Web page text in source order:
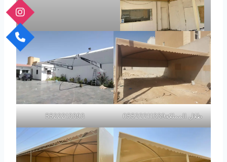
مظلات شركات 552221339
ظلال المملكة05522211339 5522213393